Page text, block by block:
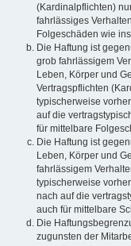
(Kardinalpflichten)
fahrlässiges
Folgeschäden wie
Die Haftung ist
grob fahrlässigem
Leben, Körper und
Vertragspflichten
typischerweise
auf die
für mittelbare
Die Haftung ist
Leben, Körper und
fahrlässigem
typischerweise
nach auf die
auch für mittelbare
Die
zugunsten der